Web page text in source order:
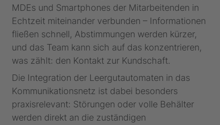
MDEs und Smartphones der Mitarbeitenden in
Echtzeit miteinander verbunden – Informationen
fließen schnell, Abstimmungen werden kürzer,
und das Team kann sich auf das konzentrieren,
was zählt: den Kontakt zur Kundschaft.
Die Integration der Leergutautomaten in das
Kommunikationsnetz ist dabei besonders
praxisrelevant: Störungen oder volle Behälter
werden direkt an die zuständigen